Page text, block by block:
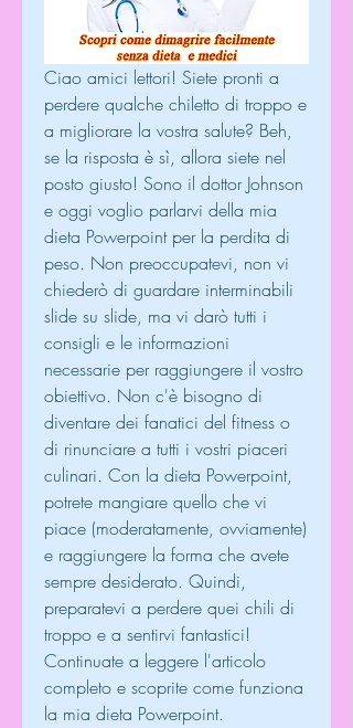
Ciao amici lettori! Siete pronti a
perdere qualche chiletto di troppo e
a migliorare la vostra salute? Beh,
se la risposta è sì, allora siete nel
posto giusto! Sono il dottor Johnson
e oggi voglio parlarvi della mia
dieta Powerpoint per la perdita di
peso. Non preoccupatevi, non vi
chiederò di guardare interminabili
slide su slide, ma vi darò tutti i
consigli e le informazioni
necessarie per raggiungere il vostro
obiettivo. Non c'è bisogno di
diventare dei fanatici del fitness o
di rinunciare a tutti i vostri piaceri
culinari. Con la dieta Powerpoint,
potrete mangiare quello che vi
piace (moderatamente, ovviamente)
e raggiungere la forma che avete
sempre desiderato. Quindi,
preparatevi a perdere quei chili di
troppo e a sentirvi fantastici!
Continuate a leggere l'articolo
completo e scoprite come funziona
la mia dieta Powerpoint.